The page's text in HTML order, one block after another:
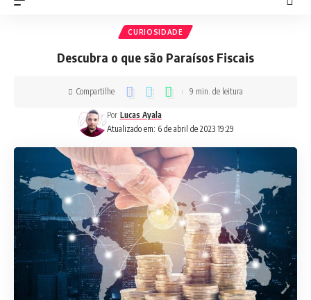
CURIOSIDADE
Descubra o que são Paraísos Fiscais
Atualizado em: 6 de abril de 2023 19:29
Por Lucas Ayala
Compartilhe 9 min. de leitura